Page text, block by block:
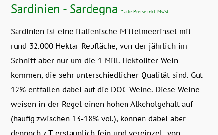
Sardinien - Sardegna * alle Preise inkl. MwSt.
Sardinien ist eine italienische Mittelmeerinsel mit
rund 32.000 Hektar Rebfläche, von der jährlich im
Schnitt aber nur um die 1 Mill. Hektoliter Wein
kommen, die sehr unterschiedlicher Qualität sind. Gut
12% entfallen dabei auf die DOC-Weine. Diese Weine
weisen in der Regel einen hohen Alkoholgehalt auf
(häufig zwischen 13-18% vol.), können dabei aber